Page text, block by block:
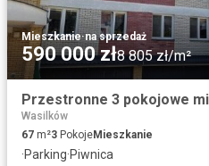
Mieszkanie·na sprzedaż
590 000 zł8 805 zł/m²
Wasilków
67 m²3 PokojeMieszkanie
·Parking·Piwnica